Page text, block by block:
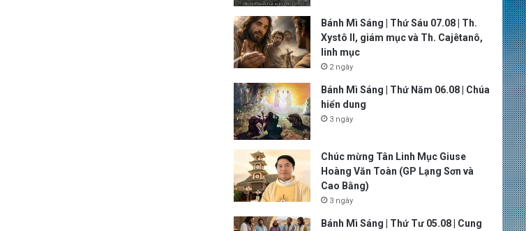
Bánh Mì Sáng | Thứ Sáu 07.08 | Th.
Xystô II, giám mục và Th. Cajêtanô,
linh mục
2 ngày
Bánh Mì Sáng | Thứ Năm 06.08 | Chúa
hiển dung
3 ngày
Chúc mừng Tân Linh Mục Giuse
Hoàng Văn Toàn (GP Lạng Sơn và
Cao Bằng)
3 ngày
Bánh Mì Sáng | Thứ Tư 05.08 | Cung